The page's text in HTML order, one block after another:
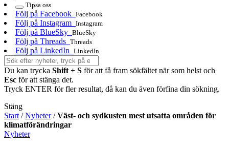
Tipsa oss
Följ på Facebook Facebook
Följ på Instagram Instagram
Följ på BlueSky BlueSky
Följ på Threads Threads
Följ på LinkedIn LinkedIn
Du kan trycka Shift + S för att få fram sökfältet när som helst och
Esc för att stänga det.
Tryck ENTER för fler resultat, då kan du även förfina din sökning.
Stäng
Start /Nyheter/Väst- och sydkusten mest utsatta områden för
klimatförändringar
Nyheter